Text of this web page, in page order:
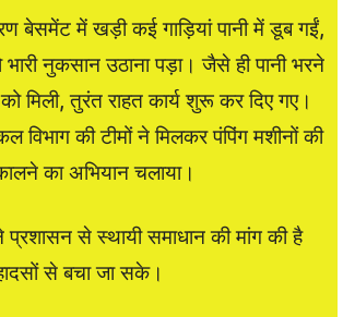
बेसमेंट में खड़ी कई गाड़ियां पानी में डूब गईं,
भारी नुकसान उठाना पड़ा। जैसे ही पानी भरने
मिली, तुरंत राहत कार्य शुरू कर दिए गए।
विभाग की टीमों ने मिलकर पंपिंग मशीनों की
का अभियान चलाया।
प्रशासन से स्थायी समाधान की मांग की है
से बचा जा सके।